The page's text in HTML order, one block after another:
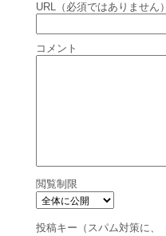
URL（必須ではありません）
コメント
閲覧制限
投稿キー（スパム対策に、